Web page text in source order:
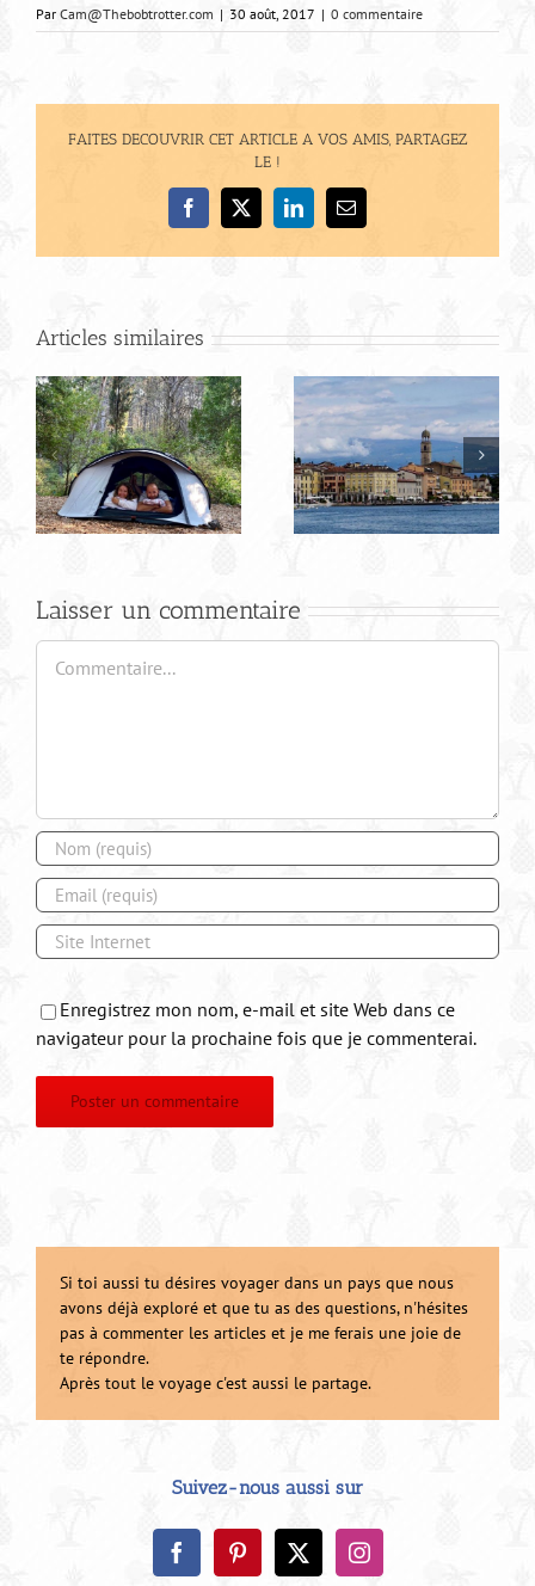
Par Cam@Thebobtrotter.com | 30 août, 2017 | 0 commentaire
FAITES DECOUVRIR CET ARTICLE A VOS AMIS, PARTAGEZ
LE !
Facebook
X LinkedInEmail
Articles similaires
Bilan de notre
Road trip en Italie
Laisser un commentaire
Enregistrez mon nom, e-mail et site Web dans ce
navigateur pour la prochaine fois que je commenterai.
Si toi aussi tu désires voyager dans un pays que nous
avons déjà exploré et que tu as des questions, n'hésites
pas à commenter les articles et je me ferais une joie de
te répondre.
Après tout le voyage c'est aussi le partage.
Suivez-nous aussi sur